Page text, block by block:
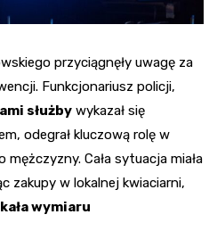
przyciągnęły uwagę za
Funkcjonariusz policji,
służby wykazał się
odegrał kluczową rolę w
Cała sytuacja miała
zakupy w lokalnej kwiaciarni,
wymiaru